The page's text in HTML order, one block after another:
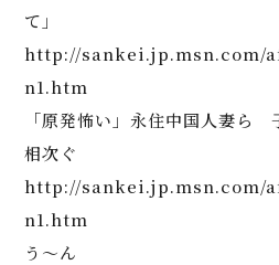
て」
http://sankei.jp.msn.com/
n1.htm
「原発怖い」永住中国人妻ら
相次ぐ
http://sankei.jp.msn.com/
n1.htm
う～ん